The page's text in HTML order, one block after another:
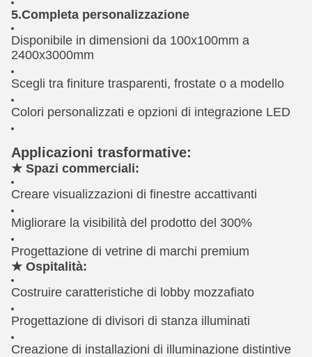
5.Completa personalizzazione
Disponibile in dimensioni da 100x100mm a
2400x3000mm
Scegli tra finiture trasparenti, frostate o a modello
Colori personalizzati e opzioni di integrazione LED
Applicazioni trasformative:
★ Spazi commerciali:
Creare visualizzazioni di finestre accattivanti
Migliorare la visibilità del prodotto del 300%
Progettazione di vetrine di marchi premium
★ Ospitalità:
Costruire caratteristiche di lobby mozzafiato
Progettazione di divisori di stanza illuminati
Creazione di installazioni di illuminazione distintive